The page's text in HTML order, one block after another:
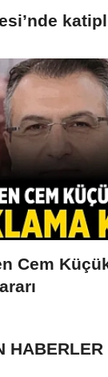
Cem
HABERLER